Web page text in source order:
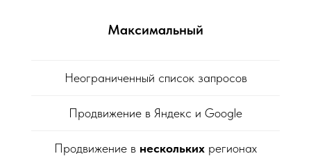
Максимальный
Неограниченный список запросов
Продвижение в Яндекс и Google
Продвижение в нескольких регионах